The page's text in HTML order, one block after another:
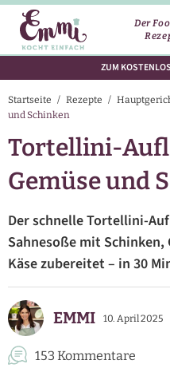
Der
ZUM
Startseite / Rezepte /
und Schinken
Tortellini-
Gemüse und
Der schnelle Tortellini-
Sahnesoße mit Schinken,
Käse zubereitet – in 30
EMMI 10. April 2025
153 Kommentare